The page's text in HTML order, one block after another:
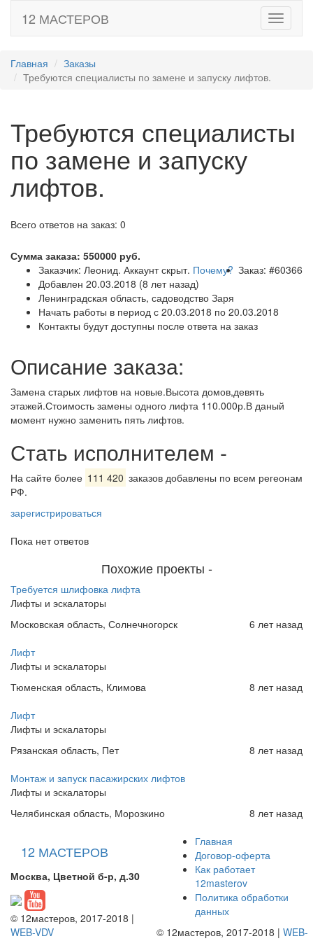
Toggle
12 МАСТЕРОВ
Главная
Заказы
Требуются специалисты по замене и запуску лифтов.
Требуются специалисты
по замене и запуску
лифтов.
Всего ответов на заказ: 0
Сумма заказа: 550000 руб.
Заказ: #60366
Заказчик: Леонид. Аккаунт скрыт. Почему?
Добавлен 20.03.2018 (8 лет назад)
Ленинградская область, садоводство Заря
Начать работы в период с 20.03.2018 по 20.03.2018
Контакты будут доступны после ответа на заказ
Описание заказа:
Замена старых лифтов на новые.Высота домов,девять
этажей.Стоимость замены одного лифта 110.000р.В даный
момент нужно заменить пять лифтов.
Стать исполнителем -
На сайте более 111 420 заказов добавлены по всем регеонам
РФ.
зарегистрироваться
Пока нет ответов
Похожие проекты -
Требуется шлифовка лифта
Лифты и эскалаторы
6 лет назад
Московская область, Солнечногорск
Лифт
Лифты и эскалаторы
8 лет назад
Тюменская область, Климова
Лифт
Лифты и эскалаторы
8 лет назад
Рязанская область, Пет
Монтаж и запуск пасажирских лифтов
Лифты и эскалаторы
8 лет назад
Челябинская область, Морозкино
12 МАСТЕРОВ
Москва, Цветной б-р, д.30
© 12мастеров, 2017-2018 |
WEB-VDV
Главная
Договор-оферта
Как работает
12masterov
Политика обработки
данных
© 12мастеров, 2017-2018 | WEB-